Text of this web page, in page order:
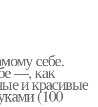
себе.
—, как
и красивые
(100